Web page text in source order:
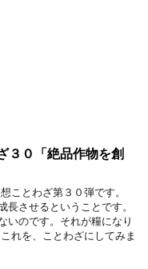
３０「絶品作物を創
ことわざ第３０弾です。
長させるということです。
いのです。それが糧になり
れを、ことわざにしてみま